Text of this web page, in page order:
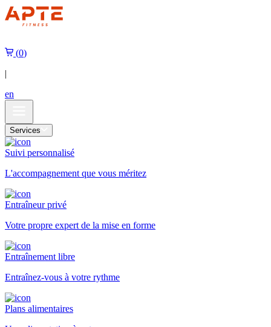
(0)
|
en
Services
Suivi personnalisé
L'accompagnement que vous méritez
Entraîneur privé
Votre propre expert de la mise en forme
Entraînement libre
Entraînez-vous à votre rythme
Plans alimentaires